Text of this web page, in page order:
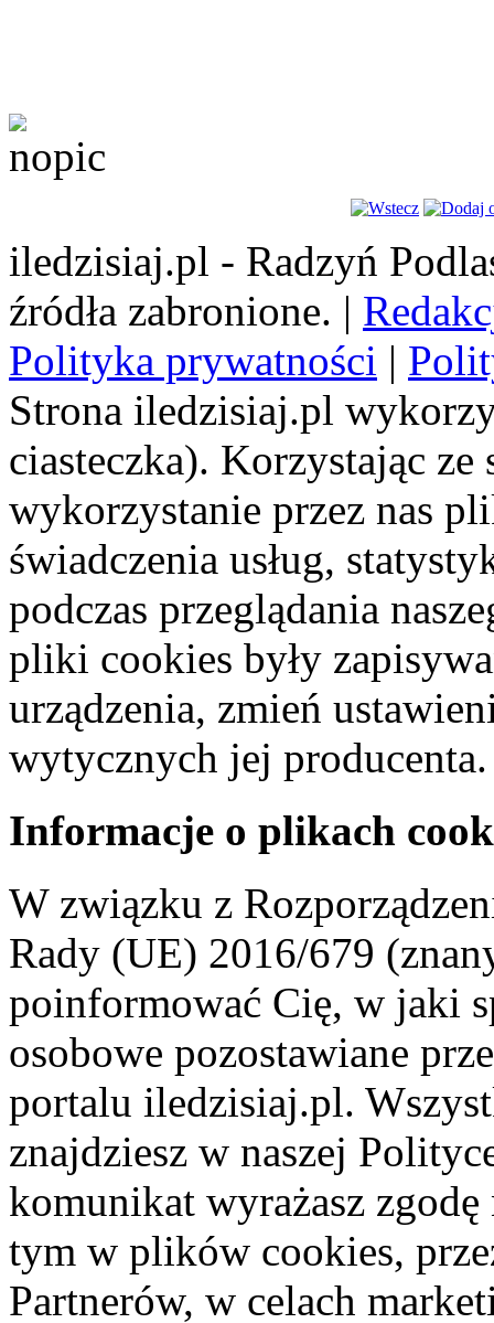
iledzisiaj.pl - Radzyń
źródła zabronione. |
Polityka prywatności |
Strona iledzisiaj.pl
ciasteczka). Korzystając
wykorzystanie przez nas
świadczenia usług,
podczas przeglądania
pliki cookies były
urządzenia, zmień
wytycznych jej producenta.
Informacje o plikach
W związku z
Rady (UE) 2016/679
poinformować Cię, w jaki
osobowe pozostawiane
portalu iledzisiaj.pl.
znajdziesz w naszej
komunikat wyrażasz
tym w plików cookies,
Partnerów, w celach